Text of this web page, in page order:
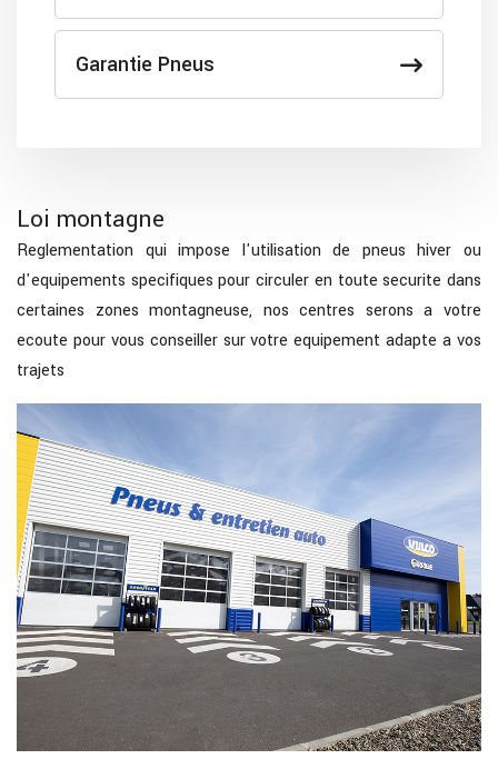
Garantie Pneus
Loi montagne
Reglementation qui impose l'utilisation de pneus hiver ou
d'equipements specifiques pour circuler en toute securite dans
certaines zones montagneuse, nos centres serons a votre
ecoute pour vous conseiller sur votre equipement adapte a vos
trajets